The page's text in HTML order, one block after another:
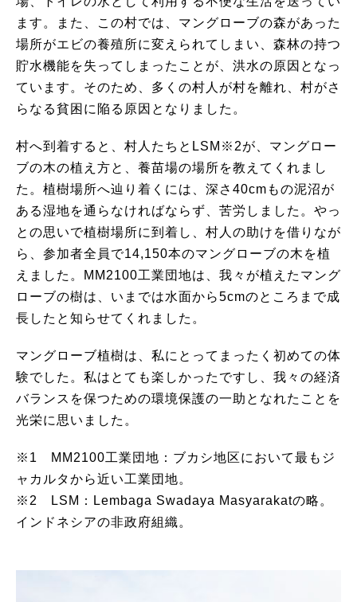
ます。また、この村では、マングローブの森があった
場所がエビの養殖所に変えられてしまい、森林の持つ
貯水機能を失ってしまったことが、洪水の原因となっ
ています。そのため、多くの村人が村を離れ、村がさ
らなる貧困に陥る原因となりました。
村へ到着すると、村人たちとLSM※2が、マングロー
ブの木の植え方と、養苗場の場所を教えてくれまし
た。植樹場所へ辿り着くには、深さ40cmもの泥沼が
ある湿地を通らなければならず、苦労しました。やっ
との思いで植樹場所に到着し、村人の助けを借りなが
ら、参加者全員で14,150本のマングローブの木を植
えました。MM2100工業団地は、我々が植えたマング
ローブの樹は、いまでは水面から5cmのところまで成
長したと知らせてくれました。
マングローブ植樹は、私にとってまったく初めての体
験でした。私はとても楽しかったですし、我々の経済
バランスを保つための環境保護の一助となれたことを
光栄に思いました。
※1 MM2100工業団地：ブカシ地区において最もジ
ャカルタから近い工業団地。
※2 LSM：Lembaga Swadaya Masyarakatの略。
インドネシアの非政府組織。